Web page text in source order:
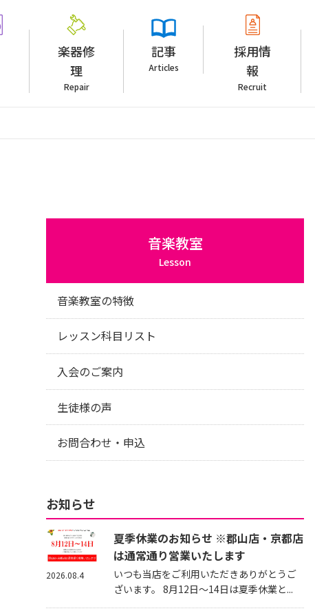
楽器修
理
Repair
記事
Articles
採用情
報
Recruit
音楽教室
Lesson
音楽教室の特徴
レッスン科目リスト
入会のご案内
生徒様の声
お問合わせ・申込
お知らせ
夏季休業のお知らせ ※郡山店・京都店
は通常通り営業いたします
いつも当店をご利用いただきありがとうご
ざいます。 8月12日～14日は夏季休業と...
2026.08.4